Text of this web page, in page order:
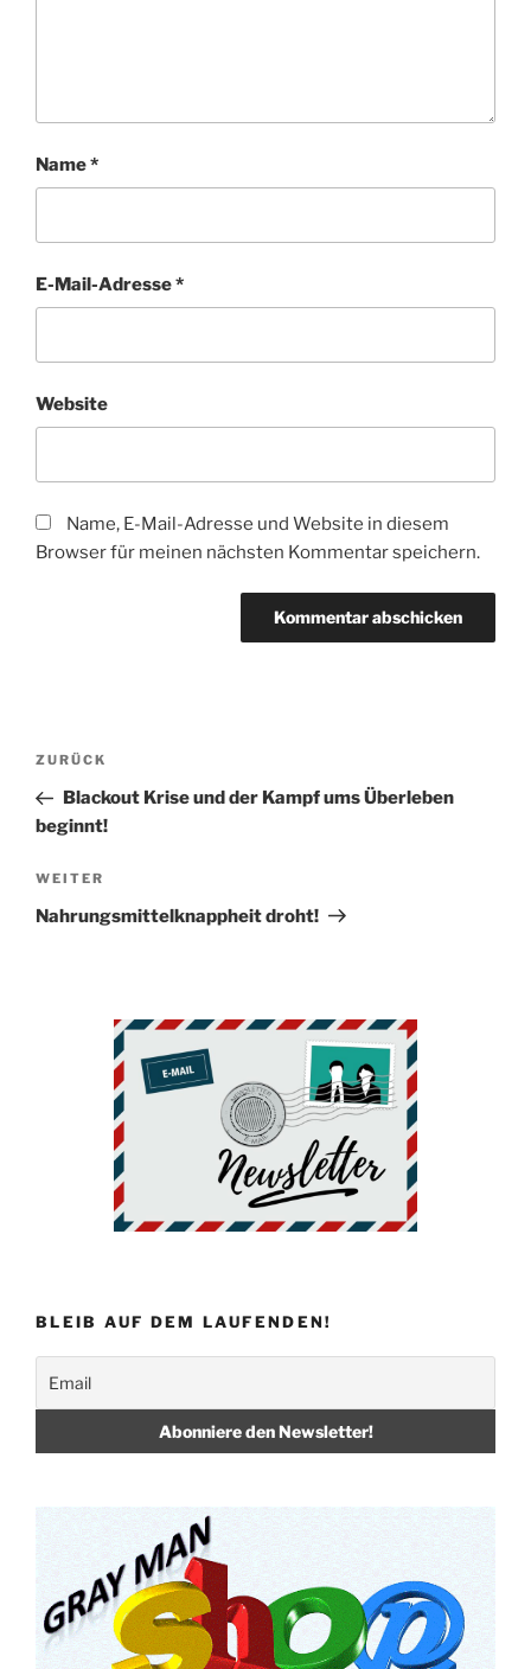
Name*
E-Mail-Adresse*
Website
Name, E-Mail-Adresse und Website in diesem
Browser für meinen nächsten Kommentar speichern.
Beitragsnavigation
Vorheriger
Beitrag
ZURÜCK
Blackout Krise und der Kampf ums Überleben
beginnt!
Nächster
Beitrag
WEITER
Nahrungsmittelknappheit droht!
BLEIB AUF DEM LAUFENDEN!